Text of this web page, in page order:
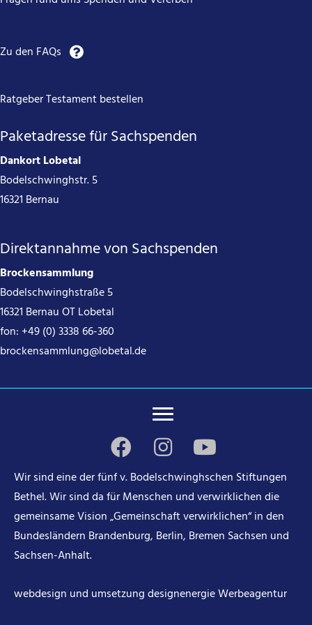
Zu den FAQs
Ratgeber Testament bestellen
Paketadresse für Sachspenden
Dankort Lobetal
Bodelschwinghstr. 5
16321 Bernau
Direktannahme von Sachspenden
Brockensammlung
Bodelschwinghstraße 5
16321 Bernau OT Lobetal
fon: +49 (0) 3338 66-360
brockensammlung@lobetal.de
Wir sind eine der fünf v. Bodelschwinghschen Stiftungen
Bethel. Wir sind da für Menschen und verwirklichen die
gemeinsame Vision „Gemeinschaft verwirklichen“ in den
Bundesländern Brandenburg, Berlin, Bremen Sachsen und
Sachsen-Anhalt.
webdesign und umsetzung designenergie Werbeagentur